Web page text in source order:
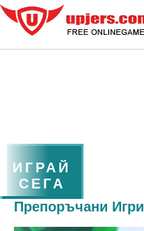
ИГРАЙ
СЕГА
Препоръчани Игри